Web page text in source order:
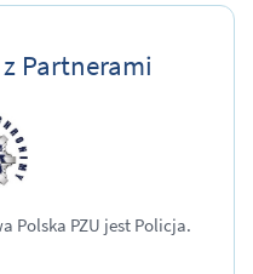
Partnerami
Polska PZU jest Policja.